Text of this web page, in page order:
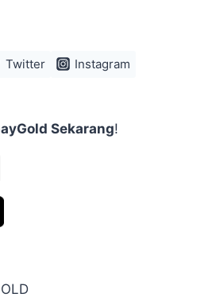
Twitter
Instagram
Sekarang!